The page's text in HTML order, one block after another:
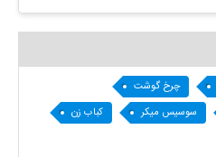
چرخ گوشت
سوسیس میکر
کباب زن